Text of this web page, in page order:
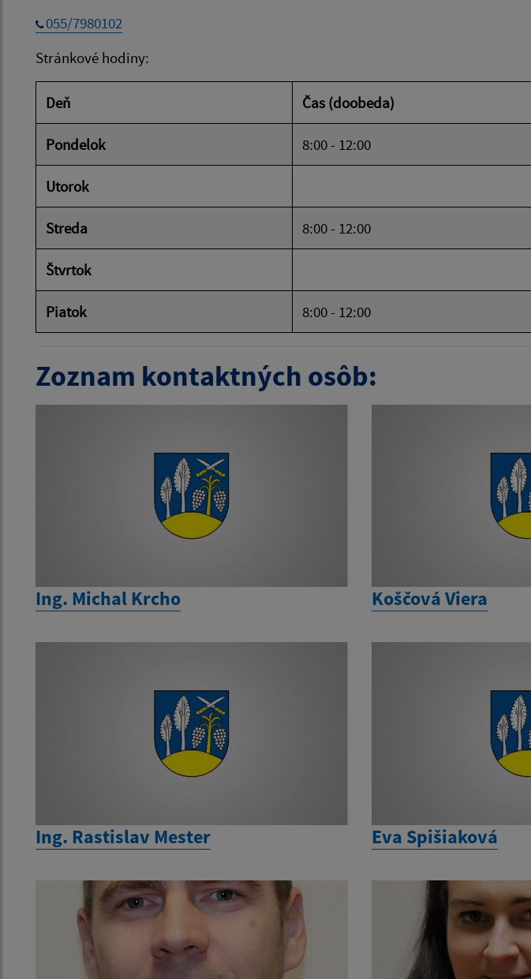
055/7980102
Stránkové hodiny:
Deň Čas (doobeda)
Pondelok 8:00 - 12:00
Utorok
Streda 8:00 - 12:00
Štvrtok
Piatok 8:00 - 12:00
Zoznam kontaktných osôb:
Ing. Michal Krcho Koščová Viera
Ing. Rastislav Mester Eva Spišiaková